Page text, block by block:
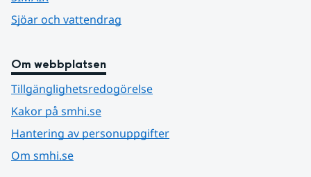
Sjöar och vattendrag
Om webbplatsen
Tillgänglighetsredogörelse
Kakor på smhi.se
Hantering av personuppgifter
Om smhi.se